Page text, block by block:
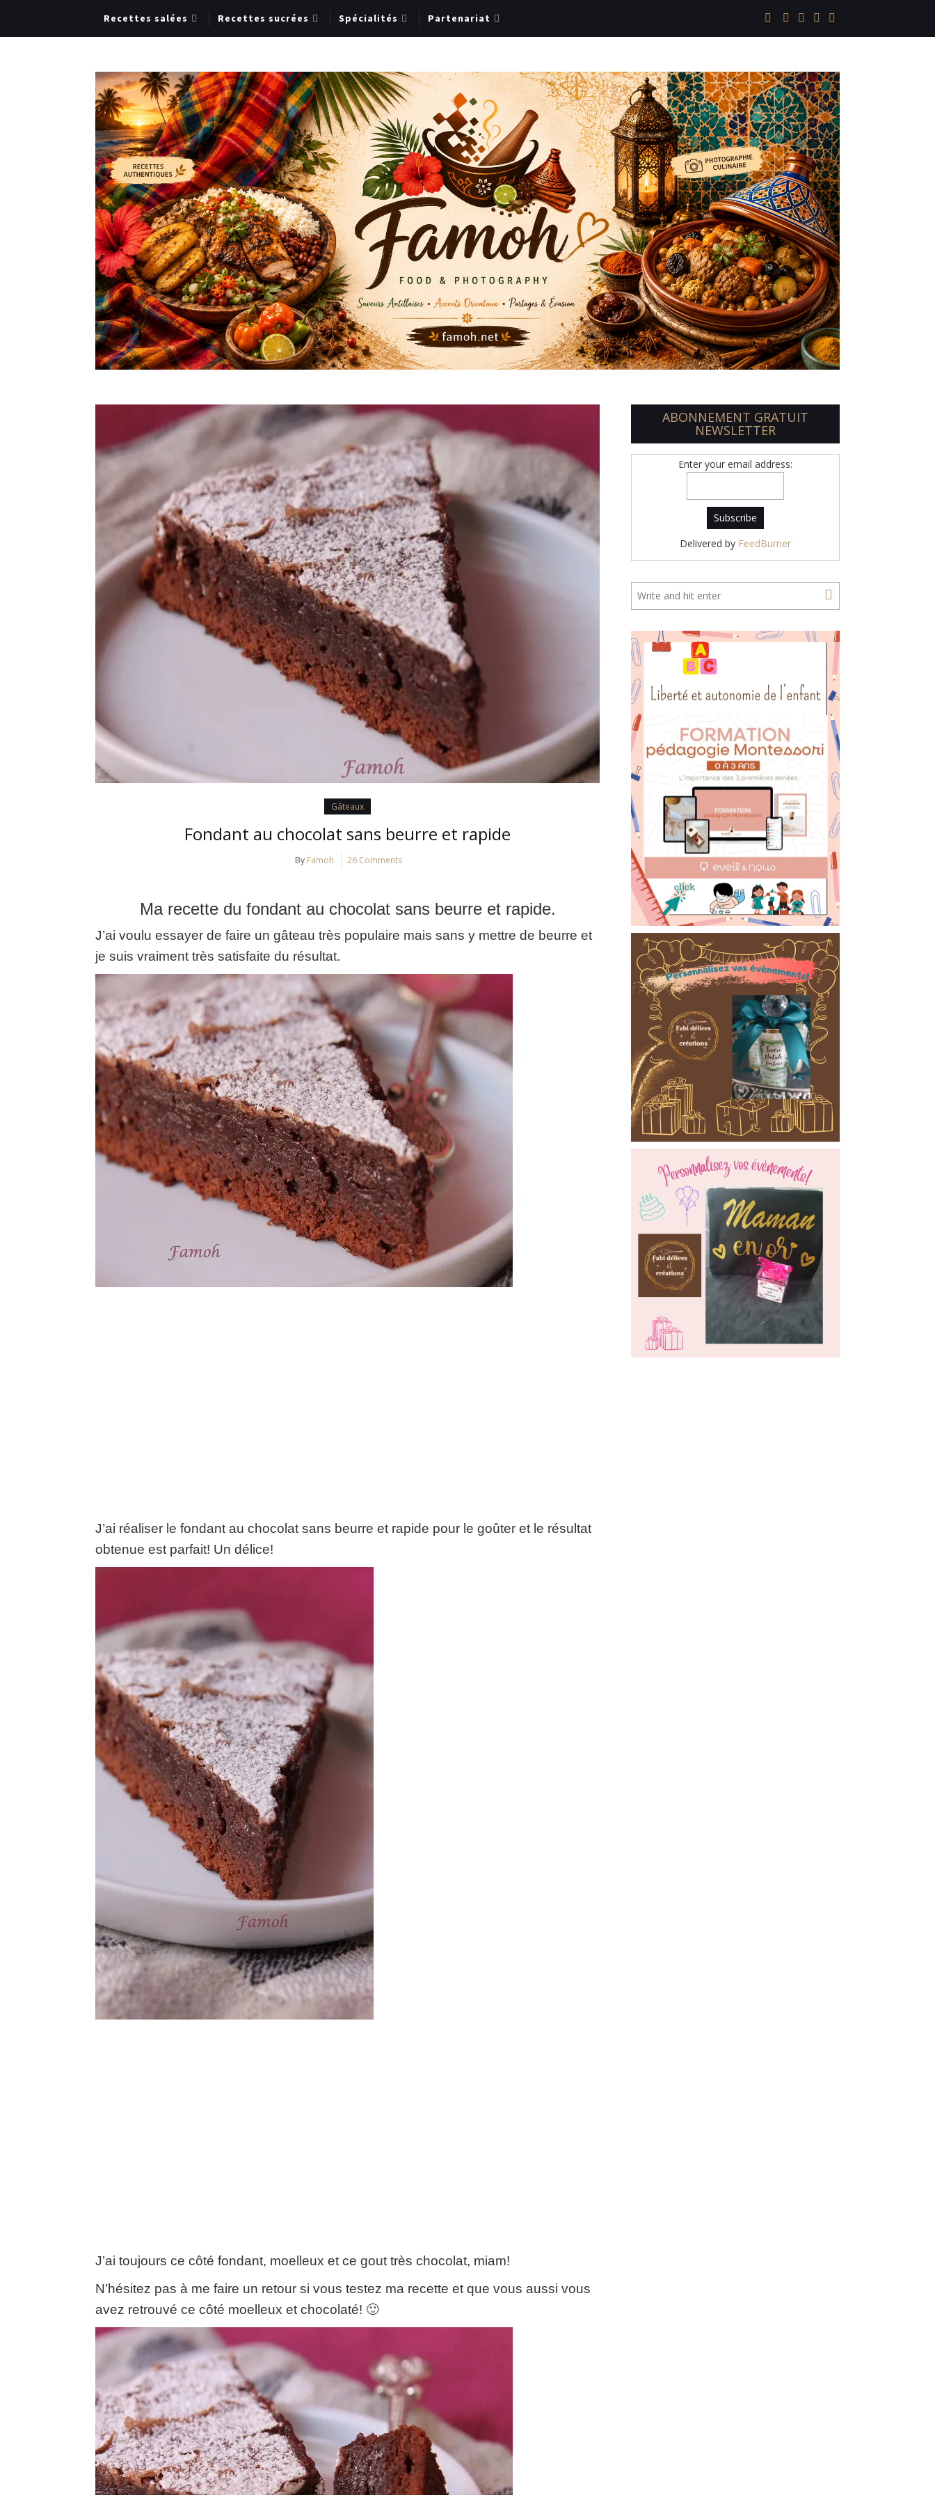
Recettes salées Recettes sucrées Spécialités Partenariat
Gâteaux
Fondant au chocolat sans beurre et rapide
By Famoh 26 Comments
Ma recette du fondant au chocolat sans beurre et rapide.
J’ai voulu essayer de faire un gâteau très populaire mais sans y mettre de beurre et
je suis vraiment très satisfaite du résultat.
J’ai réaliser le fondant au chocolat sans beurre et rapide pour le goûter et le résultat
obtenue est parfait! Un délice!
J’ai toujours ce côté fondant, moelleux et ce gout très chocolat, miam!
N’hésitez pas à me faire un retour si vous testez ma recette et que vous aussi vous
avez retrouvé ce côté moelleux et chocolaté! 🙂
ABONNEMENT GRATUIT
NEWSLETTER
Enter your email address:
Delivered by FeedBurner